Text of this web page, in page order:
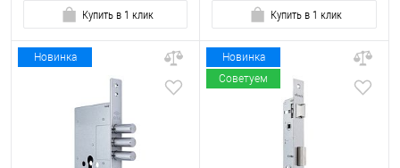
Купить в 1 клик Купить в 1 клик
Новинка
Новинка
Советуем